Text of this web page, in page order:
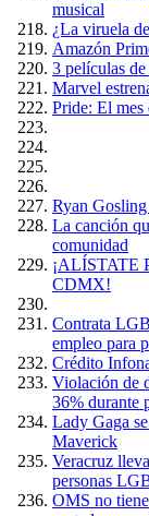
musical
¿La viruela
Amazón
3 películas
Marvel
Pride: El
Ryan
La canción
comunidad
¡ALÍSTATE
CDMX!
Contrata
empleo para
Crédito
Violación de
36% durante
Lady Gaga
Maverick
Veracruz
personas
OMS no